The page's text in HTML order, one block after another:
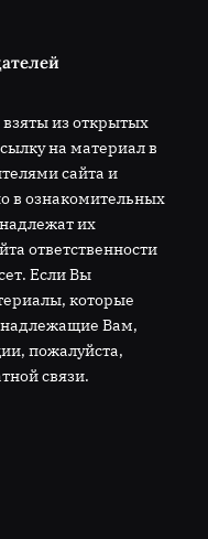
из открытых
на материал в
сайта и
в ознакомительных
их
ответственности
Если Вы
которые
Вам,
пожалуйста,
связи.